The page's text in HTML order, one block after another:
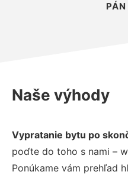
Naše výhody
Vypratanie bytu po
poďte do toho s nami –
Ponúkame vám prehľad